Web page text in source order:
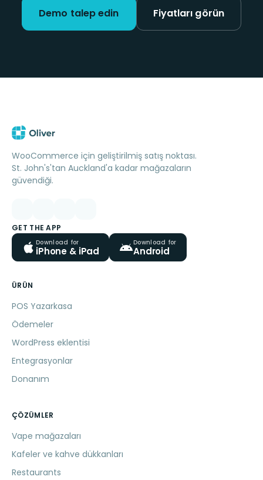
Demo talep edin Fiyatları görün
WooCommerce için geliştirilmiş satış noktası.
St. John's'tan Auckland'a kadar mağazaların
güvendiği.
GET THE APP
Download for
iPhone & iPad
Download for
Android
ÜRÜN
POS Yazarkasa
Ödemeler
WordPress eklentisi
Entegrasyonlar
Donanım
ÇÖZÜMLER
Vape mağazaları
Kafeler ve kahve dükkanları
Restaurants